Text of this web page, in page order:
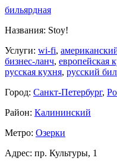
бильярдная
Названия: Stoy!
Услуги: wi-fi,
бизнес-ланч, европейская
русская кухня, русский
Город: Санкт-Петербург,
Район: Калининский
Метро: Озерки
Адрес: пр. Культуры, 1